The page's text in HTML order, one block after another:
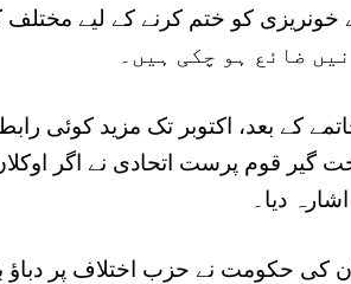
کے بعد سے خونریزی کو ختم کرنے کے لیے
کے بعد، اکتوبر تک مزید کوئی
قوم پرست اتحادی نے اگر
دیا۔
حکومت نے حزب اختلاف پر دباؤ